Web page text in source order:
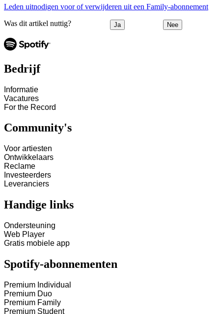
Leden uitnodigen voor of verwijderen uit een Family-abonnement
Was dit artikel nuttig? Ja Nee
Bedrijf
Informatie
Vacatures
For the Record
Community's
Voor artiesten
Ontwikkelaars
Reclame
Investeerders
Leveranciers
Handige links
Ondersteuning
Web Player
Gratis mobiele app
Spotify-abonnementen
Premium Individual
Premium Duo
Premium Family
Premium Student